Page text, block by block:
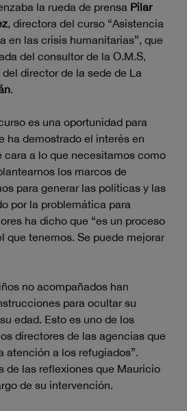
la rueda de prensa Pilar
, directora del curso “Asistencia
en las crisis humanitarias”, que
del consultor de la O.M.S,
del director de la sede de La
.
es una oportunidad para
ha demostrado el interés en
cara a lo que necesitamos como
los marcos de
para generar las políticas y las
por la problemática para
ha dicho que “es un proceso
que tenemos. Se puede mejorar
no acompañados han
para ocultar su
edad. Esto es uno de los
directores de las agencias que
atención a los refugiados”.
de las reflexiones que Mauricio
de su intervención.